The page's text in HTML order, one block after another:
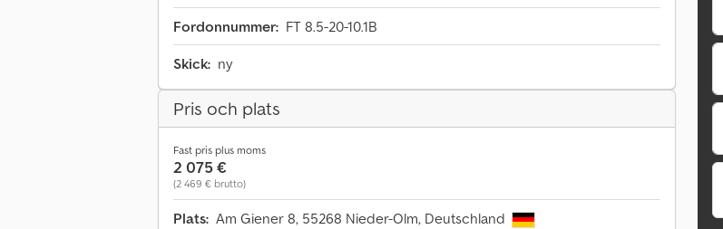
Fordonnummer: FT 8.5-20-10.1B
Skick: ny
Pris och plats
Fast pris plus moms
2 075 €
(2 469 € brutto)
Plats: Am Giener 8, 55268 Nieder-Olm, Deutschland